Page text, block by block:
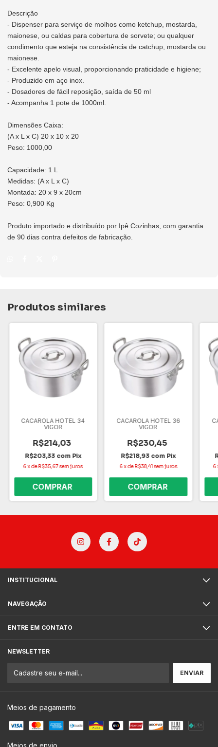
Descrição
- Dispenser para serviço de molhos como ketchup, mostarda,
maionese, ou caldas para cobertura de sorvete; ou qualquer
condimento que esteja na consistência de catchup, mostarda ou
maionese.
- Excelente apelo visual, proporcionando praticidade e higiene;
- Produzido em aço inox.
- Dosadores de fácil reposição, saída de 50 ml
- Acompanha 1 pote de 1000ml.
Dimensões Caixa:
(A x L x C) 20 x 10 x 20
Peso: 1000,00
Capacidade: 1 L
Medidas: (A x L x C)
Montada: 20 x 9 x 20cm
Peso: 0,900 Kg
Produto importado e distribuído por Ipê Cozinhas, com garantia
de 90 dias contra defeitos de fabricação.
Produtos similares
CACAROLA HOTEL 34
VIGOR
R$214,03
R$203,33 com Pix
6 xde R$35,67 sem juros
CACAROLA HOTEL 36
VIGOR
R$230,45
R$218,93 com Pix
6xde R$38,41 sem juros 6
INSTITUCIONAL
NAVEGAÇÃO
ENTRE EM CONTATO
NEWSLETTER
Meios de pagamento